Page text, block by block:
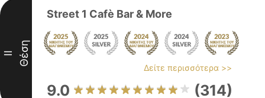
II Θέση
Street 1 Cafè Bar & More
Δείτε περισσότερα >>
9.0 (314)